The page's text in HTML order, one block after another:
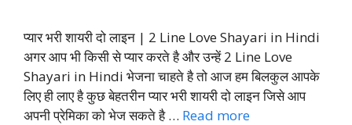
प्यार भरी शायरी दो लाइन | 2 Line Love Shayari in Hindi
अगर आप भी किसी से प्यार करते है और उन्हें 2 Line Love
Shayari in Hindi भेजना चाहते है तो आज हम बिलकुल आपके
लिए ही लाए है कुछ बेहतरीन प्यार भरी शायरी दो लाइन जिसे आप
अपनी प्रेमिका को भेज सकते है … Read more